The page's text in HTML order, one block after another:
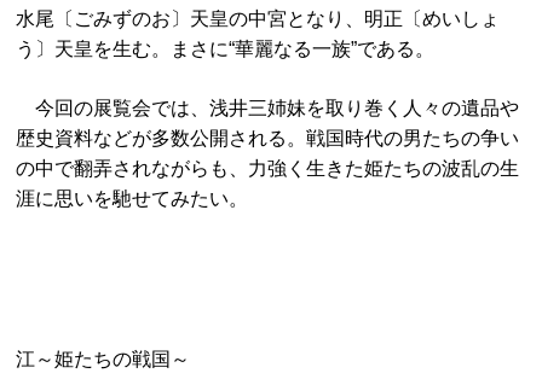
水尾〔ごみずのお〕天皇の中宮となり、明正〔めいしょ
う〕天皇を生む。まさに“華麗なる一族”である。
今回の展覧会では、浅井三姉妹を取り巻く人々の遺品や
歴史資料などが多数公開される。戦国時代の男たちの争い
の中で翻弄されながらも、力強く生きた姫たちの波乱の生
涯に思いを馳せてみたい。
江～姫たちの戦国～